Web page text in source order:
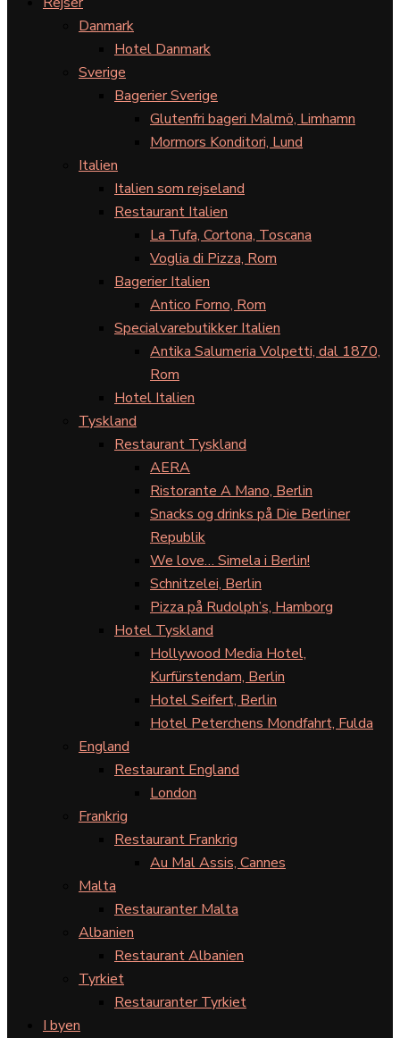
Danmark
Hotel Danmark
Sverige
Bagerier Sverige
Glutenfri bageri Malmö, Limhamn
Mormors Konditori, Lund
Italien
Italien som rejseland
Restaurant Italien
La Tufa, Cortona, Toscana
Voglia di Pizza, Rom
Bagerier Italien
Antico Forno, Rom
Specialvarebutikker Italien
Antika Salumeria Volpetti, dal 1870,
Rom
Hotel Italien
Tyskland
Restaurant Tyskland
AERA
Ristorante A Mano, Berlin
Snacks og drinks på Die Berliner
Republik
We love… Simela i Berlin!
Schnitzelei, Berlin
Pizza på Rudolph’s, Hamborg
Hotel Tyskland
Hollywood Media Hotel,
Kurfürstendam, Berlin
Hotel Seifert, Berlin
Hotel Peterchens Mondfahrt, Fulda
England
Restaurant England
London
Frankrig
Restaurant Frankrig
Au Mal Assis, Cannes
Malta
Restauranter Malta
Albanien
Restaurant Albanien
Tyrkiet
Restauranter Tyrkiet
I byen